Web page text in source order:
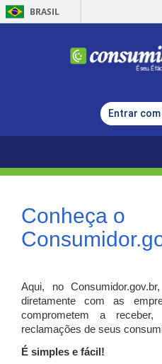
BRASIL
Entrar com
Conheça o
Aqui, no
diretamente com as
comprometem a
reclamações de seus
É simples e fácil!